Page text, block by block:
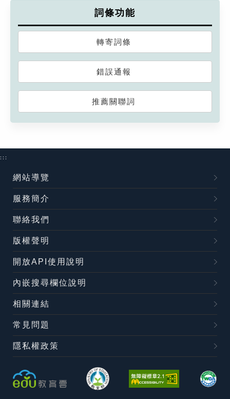
詞條功能
轉寄詞條
錯誤通報
推薦關聯詞
:::
網站導覽
服務簡介
聯絡我們
版權聲明
開放API使用說明
內嵌搜尋欄位說明
相關連結
常見問題
隱私權政策